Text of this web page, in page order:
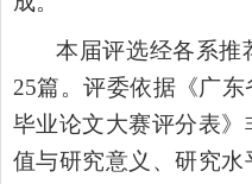
本届评选经各系推
25篇。评委依据《广
毕业论文大赛评分表
值与研究意义、研究